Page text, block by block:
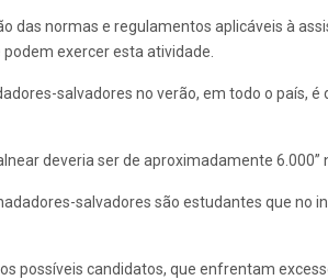
das normas e regulamentos aplicáveis à
exercer esta atividade.
salvadores no verão, em todo o país,
deveria ser de aproximadamente
salvadores são estudantes que
possíveis candidatos, que enfrentam